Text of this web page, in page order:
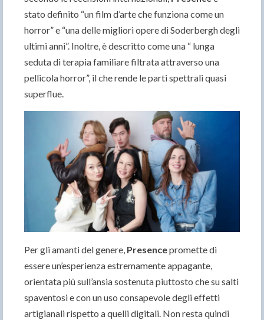
stato definito “un film d’arte che funziona come un
horror” e “una delle migliori opere di Soderbergh degli
ultimi anni”. Inoltre, è descritto come una “ lunga
seduta di terapia familiare filtrata attraverso una
pellicola horror”, il che rende le parti spettrali quasi
superflue.
Per gli amanti del genere, Presencepromette di
essere un’esperienza estremamente appagante,
orientata più sull’ansia sostenuta piuttosto che su salti
spaventosi e con un uso consapevole degli effetti
artigianali rispetto a quelli digitali. Non resta quindi